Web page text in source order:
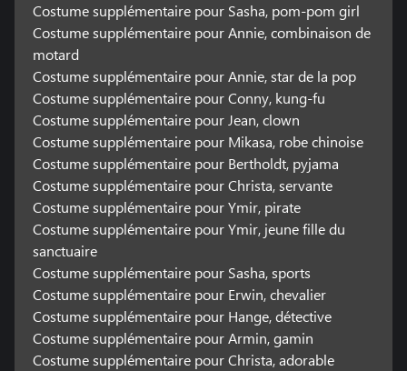
Costume supplémentaire pour Sasha, pom-pom girl
Costume supplémentaire pour Annie, combinaison de
motard
Costume supplémentaire pour Annie, star de la pop
Costume supplémentaire pour Conny, kung-fu
Costume supplémentaire pour Jean, clown
Costume supplémentaire pour Mikasa, robe chinoise
Costume supplémentaire pour Bertholdt, pyjama
Costume supplémentaire pour Christa, servante
Costume supplémentaire pour Ymir, pirate
Costume supplémentaire pour Ymir, jeune fille du
sanctuaire
Costume supplémentaire pour Sasha, sports
Costume supplémentaire pour Erwin, chevalier
Costume supplémentaire pour Hange, détective
Costume supplémentaire pour Armin, gamin
Costume supplémentaire pour Christa, adorable